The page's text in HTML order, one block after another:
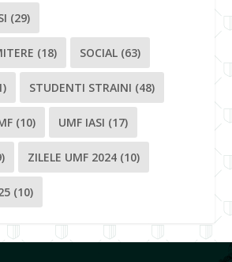
(29)
(18) SOCIAL (63)
STUDENTI STRAINI (48)
(10) UMF IASI (17)
ZILELE UMF 2024 (10)
(10)